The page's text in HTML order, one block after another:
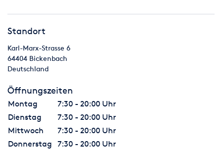
Standort
Karl-Marx-Strasse 6
64404 Bickenbach
Deutschland
Öffnungszeiten
Montag
7:30 - 20:00 Uhr
Dienstag
7:30 - 20:00 Uhr
Mittwoch
7:30 - 20:00 Uhr
Donnerstag
7:30 - 20:00 Uhr